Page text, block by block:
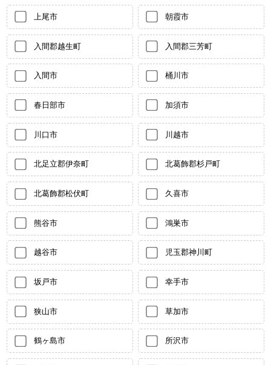
上尾市 朝霞市
入間郡越生町 入間郡三芳町
入間市 桶川市
春日部市 加須市
川口市 川越市
北足立郡伊奈町 北葛飾郡杉戸町
北葛飾郡松伏町 久喜市
熊谷市 鴻巣市
越谷市 児玉郡神川町
坂戸市 幸手市
狭山市 草加市
鶴ヶ島市 所沢市